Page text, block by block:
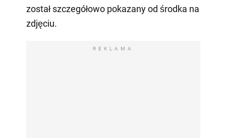
został szczegółowo pokazany od środka na
zdjęciu.
REKLAMA